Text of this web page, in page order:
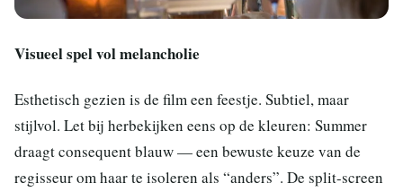
Visueel spel vol melancholie
Esthetisch gezien is de film een feestje. Subtiel, maar
stijlvol. Let bij herbekijken eens op de kleuren: Summer
draagt consequent blauw — een bewuste keuze van de
regisseur om haar te isoleren als “anders”. De split-screen